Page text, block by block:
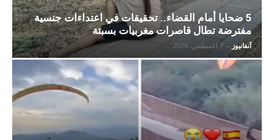
5 ضحايا أمام القضاء.. تحقيقات في اعتداءات جنسية
مفترضة تطال قاصرات مغربيات بسبتة
آنفانيوز - 7 أغسطس، 2026